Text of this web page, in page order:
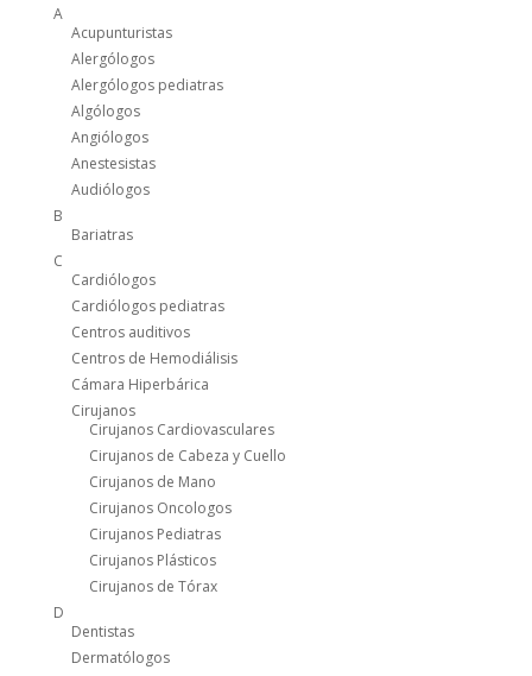
A
Acupunturistas
Alergólogos
Alergólogos pediatras
Algólogos
Angiólogos
Anestesistas
Audiólogos
B
Bariatras
C
Cardiólogos
Cardiólogos pediatras
Centros auditivos
Centros de Hemodiálisis
Cámara Hiperbárica
Cirujanos
Cirujanos Cardiovasculares
Cirujanos de Cabeza y Cuello
Cirujanos de Mano
Cirujanos Oncologos
Cirujanos Pediatras
Cirujanos Plásticos
Cirujanos de Tórax
D
Dentistas
Dermatólogos